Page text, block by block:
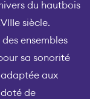
du hautbois
siècle.
ensembles
sa sonorité
aux
de